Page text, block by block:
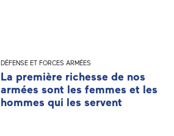
DÉFENSE ET FORCES ARMÉES
La première richesse de nos
armées sont les femmes et les
hommes qui les servent